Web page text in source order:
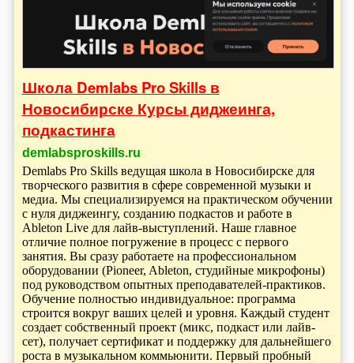
Школа Demlabs Pro Skills в
Новосибирске Курсы диджеинга,
подкастинга
demlabsproskills.ru
Demlabs Pro Skills ведущая школа в Новосибирске для
творческого развития в сфере современной музыки и
медиа. Мы специализируемся на практическом обучении
с нуля диджеингу, созданию подкастов и работе в
Ableton Live для лайв-выступлений. Наше главное
отличие полное погружение в процесс с первого
занятия. Вы сразу работаете на профессиональном
оборудовании (Pioneer, Ableton, студийные микрофоны)
под руководством опытных преподавателей-практиков.
Обучение полностью индивидуальное: программа
строится вокруг ваших целей и уровня. Каждый студент
создает собственный проект (микс, подкаст или лайв-
сет), получает сертификат и поддержку для дальнейшего
роста в музыкальном коммьюнити. Первый пробный